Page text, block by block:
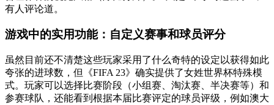
有人评论道。
游戏中的实用功能：自定义赛事和球员评分
虽然目前还不清楚这些玩家采用了什么奇特的设定以获得如此
夸张的进球数，但《FIFA 23》确实提供了女姓世界杯特殊模
式。玩家可以选择比赛阶段（小组赛、淘汰赛、半决赛等）和
参赛球队，还能看到根据本届比赛评定的球员评级，例如澳大